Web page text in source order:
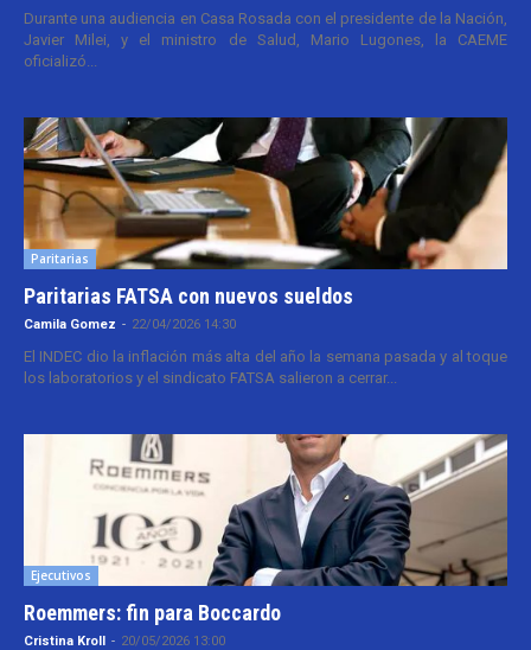
Durante una audiencia en Casa Rosada con el presidente de la Nación,
Javier Milei, y el ministro de Salud, Mario Lugones, la CAEME
oficializó...
Paritarias
Paritarias FATSA con nuevos sueldos
Camila Gomez - 22/04/2026 14:30
El INDEC dio la inflación más alta del año la semana pasada y al toque
los laboratorios y el sindicato FATSA salieron a cerrar...
Ejecutivos
Roemmers: fin para Boccardo
Cristina Kroll - 20/05/2026 13:00